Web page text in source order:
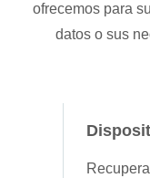
ofrecemos para
datos o sus